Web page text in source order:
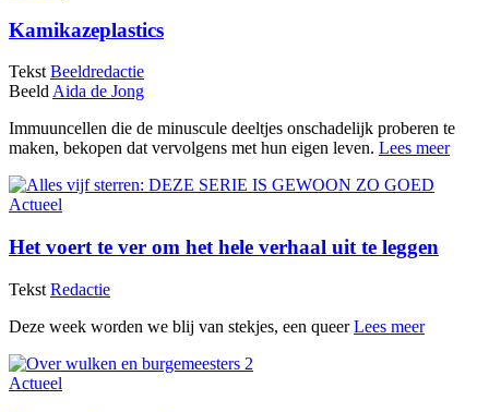
Kamikazeplastics
Tekst Beeldredactie
BeeldAida de Jong
Immuuncellen die de minuscule deeltjes onschadelijk proberen te
maken, bekopen dat vervolgens met hun eigen leven. Lees meer
Actueel
Het voert te ver om het hele verhaal uit te leggen
Tekst Redactie
Deze week worden we blij van stekjes, een queerLees meer
Actueel